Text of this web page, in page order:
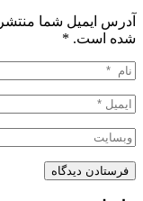
آدرس ایمیل شما
شده است. *